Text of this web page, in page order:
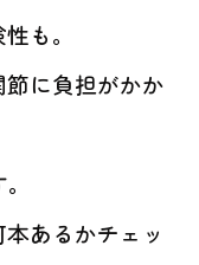
も。
に負担がかか
あるかチェッ